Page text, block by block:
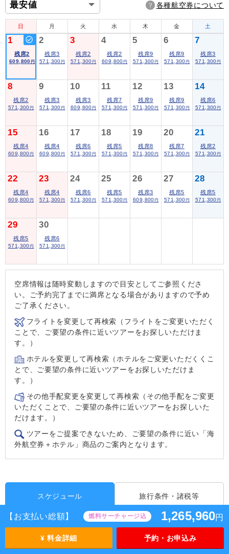
【お支払い総額】 燃料サーチャージ込 1,265,960円
¥ 料金詳細 予約・お申込み
各種航空券について
日 月 火 水 木 金 土
1
残席2
609,800 円
2
残席3
571,300 円
3
残席2
571,300 円
4
残席2
609,800 円
5
残席9
571,300 円
6
残席9
571,300 円
7
残席3
571,300 円
8
残席2
571,300 円
9
残席3
571,300 円
10
残席3
609,800 円
11
残席7
571,300 円
12
残席9
571,300 円
13
残席9
571,300 円
14
残席6
571,300 円
15
残席4
609,800 円
16
残席4
609,800 円
17
残席6
571,300 円
18
残席5
571,300 円
19
残席8
571,300 円
20
残席7
571,300 円
21
残席2
571,300 円
22
残席4
609,800 円
23
残席4
571,300 円
24
残席6
571,300 円
25
残席5
571,300 円
26
残席3
609,800 円
27
残席5
571,300 円
28
残席5
571,300 円
29
残席5
571,300 円
30
残席6
571,300 円
空席情報は随時変動しますので目安としてご参照くださ
い。ご予約完了までに満席となる場合がありますので予め
ご了承ください。
フライトを変更して再検索（フライトをご変更いただく
ことで、ご要望の条件に近いツアーをお探しいただけま
す。）
ホテルを変更して再検索（ホテルをご変更いただくくこ
とで、ご要望の条件に近いツアーをお探しいただけま
す。）
その他手配変更を変更して再検索（その他手配をご変更
いただくことで、ご要望の条件に近いツアーをお探しいた
だけます。）
ツアーをご提案できないため、ご要望の条件に近い「海
外航空券＋ホテル」商品のご案内となります。
スケジュール 旅行条件・諸税等
日程表のマークの説明
1日目